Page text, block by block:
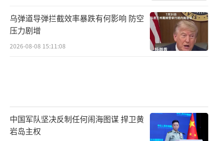
乌弹道导弹拦截效率暴跌有何影响 防空
压力剧增
2026-08-08 15:11:08
中国军队坚决反制任何闹海图谋 捍卫黄
岩岛主权